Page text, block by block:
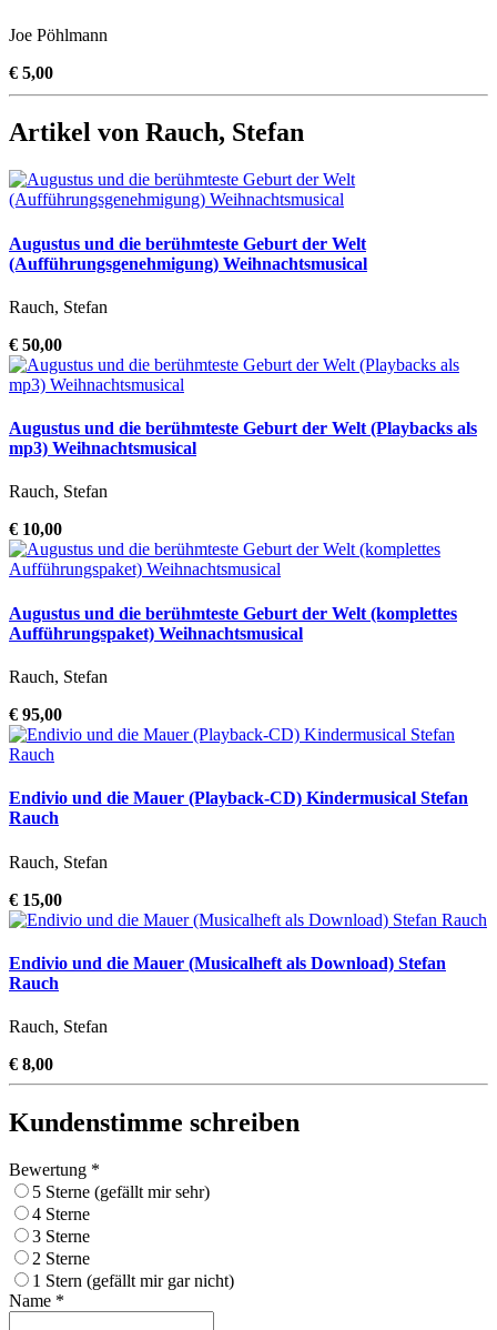
Joe Pöhlmann
€ 5,00
Artikel von Rauch, Stefan
Augustus und die berühmteste Geburt der Welt
(Aufführungsgenehmigung) Weihnachtsmusical
Rauch, Stefan
€ 50,00
Augustus und die berühmteste Geburt der Welt (Playbacks als
mp3) Weihnachtsmusical
Rauch, Stefan
€ 10,00
Augustus und die berühmteste Geburt der Welt (komplettes
Aufführungspaket) Weihnachtsmusical
Rauch, Stefan
€ 95,00
Endivio und die Mauer (Playback-CD) Kindermusical Stefan
Rauch
Rauch, Stefan
€ 15,00
Endivio und die Mauer (Musicalheft als Download) Stefan
Rauch
Rauch, Stefan
€ 8,00
Kundenstimme schreiben
Bewertung *
5 Sterne (gefällt mir sehr)
4 Sterne
3 Sterne
2 Sterne
1 Stern (gefällt mir gar nicht)
Name *